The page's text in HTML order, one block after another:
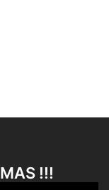
MAS !!!